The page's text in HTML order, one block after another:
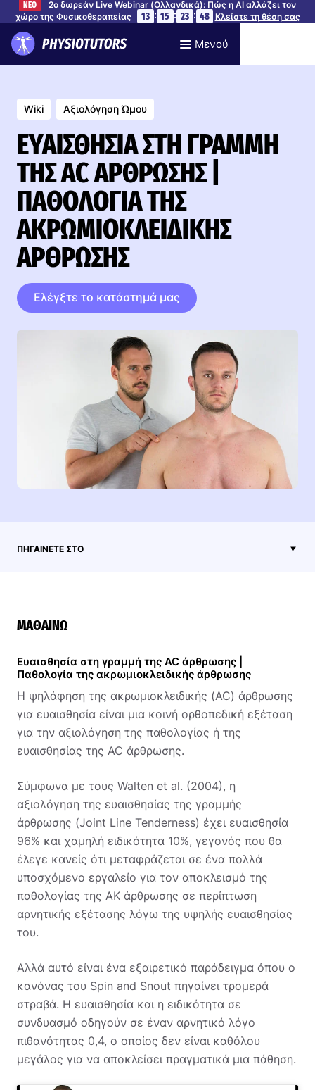
ΝΕΟ
2ο δωρεάν Live Webinar (Ολλανδικά): Πώς η AI αλλάζει τον
χώρο της Φυσικοθεραπείας
13 : 15 : 23 : 47 Κλείστε τη θέση σας
Μενού
Wiki Αξιολόγηση Ώμου
ΕΥΑΙΣΘΗΣΊΑ ΣΤΗ ΓΡΑΜΜΉ
ΤΗΣ AC ΆΡΘΡΩΣΗΣ |
ΠΑΘΟΛΟΓΊΑ ΤΗΣ
ΑΚΡΩΜΙΟΚΛΕΙΔΙΚΉΣ
ΆΡΘΡΩΣΗΣ
Ελέγξτε το κατάστημά μας
ΠΗΓΑΊΝΕΤΕ ΣΤΟ
ΜΑΘΑΊΝΩ
Ευαισθησία στη γραμμή της AC άρθρωσης |
Παθολογία της ακρωμιοκλειδικής άρθρωσης
Η ψηλάφηση της ακρωμιοκλειδικής (AC) άρθρωσης
για ευαισθησία είναι μια κοινή ορθοπεδική εξέταση
για την αξιολόγηση της παθολογίας ή της
ευαισθησίας της AC άρθρωσης.
Σύμφωνα με τους Walten et al. (2004), η
αξιολόγηση της ευαισθησίας της γραμμής
άρθρωσης (Joint Line Tenderness) έχει ευαισθησία
96% και χαμηλή ειδικότητα 10%, γεγονός που θα
έλεγε κανείς ότι μεταφράζεται σε ένα πολλά
υποσχόμενο εργαλείο για τον αποκλεισμό της
παθολογίας της ΑΚ άρθρωσης σε περίπτωση
αρνητικής εξέτασης λόγω της υψηλής ευαισθησίας
του.
Αλλά αυτό είναι ένα εξαιρετικό παράδειγμα όπου ο
κανόνας του Spin and Snout πηγαίνει τρομερά
στραβά. Η ευαισθησία και η ειδικότητα σε
συνδυασμό οδηγούν σε έναν αρνητικό λόγο
πιθανότητας 0,4, ο οποίος δεν είναι καθόλου
μεγάλος για να αποκλείσει πραγματικά μια πάθηση.